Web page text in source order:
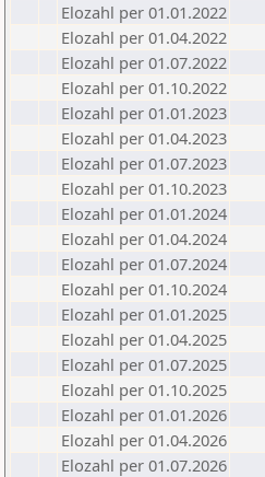
Elozahl per 01.01.2022
Elozahl per 01.04.2022
Elozahl per 01.07.2022
Elozahl per 01.10.2022
Elozahl per 01.01.2023
Elozahl per 01.04.2023
Elozahl per 01.07.2023
Elozahl per 01.10.2023
Elozahl per 01.01.2024
Elozahl per 01.04.2024
Elozahl per 01.07.2024
Elozahl per 01.10.2024
Elozahl per 01.01.2025
Elozahl per 01.04.2025
Elozahl per 01.07.2025
Elozahl per 01.10.2025
Elozahl per 01.01.2026
Elozahl per 01.04.2026
Elozahl per 01.07.2026